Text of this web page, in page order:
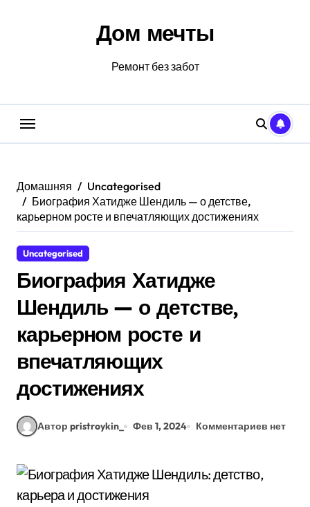
Дом мечты
Ремонт без забот
Домашняя
Uncategorised
Биография Хатидже Шендиль — о детстве,
карьерном росте и впечатляющих достижениях
Uncategorised
Биография Хатидже
Шендиль — о детстве,
карьерном росте и
впечатляющих
достижениях
Автор pristroykin_ Фев 1, 2024 Комментариев нет